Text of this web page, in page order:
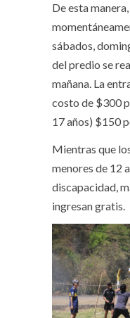
De esta
sábados,
del predio se
mañana. La
costo de $300
17 años) $150
Mientras que
menores de 12
discapacidad,
ingresan gratis.